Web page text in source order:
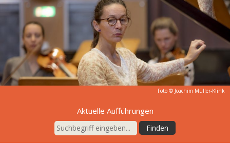
Foto © Joachim Müller-Klink
Aktuelle Aufführungen